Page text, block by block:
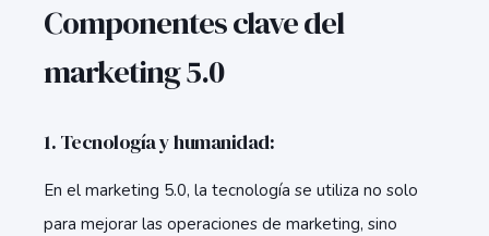
Componentes clave del
marketing 5.0
1. Tecnología y humanidad:
En el marketing 5.0, la tecnología se utiliza no solo
para mejorar las operaciones de marketing, sino